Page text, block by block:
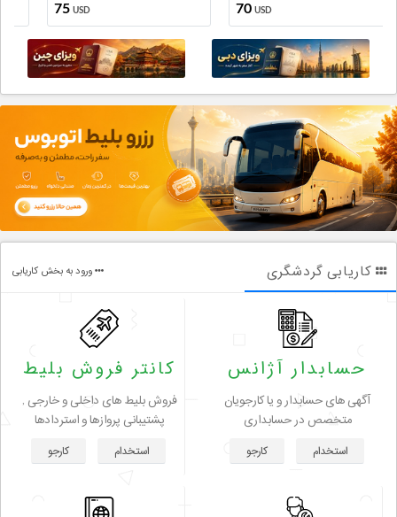
70 USD
75 USD
کاریابی گردشگری ورود به بخش کاریابی
حسابدار آژانس
آگهی های حسابدار و یا کارجویان
متخصص در حسابداری
استخدام کارجو
کانتر فروش بلیط
فروش بلیط های داخلی و خارجی ,
پشتیبانی پروازها و استردادها
استخدام کارجو